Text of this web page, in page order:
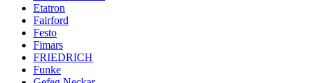
Etatron
Fairford
Festo
Fimars
FRIEDRICH
Funke